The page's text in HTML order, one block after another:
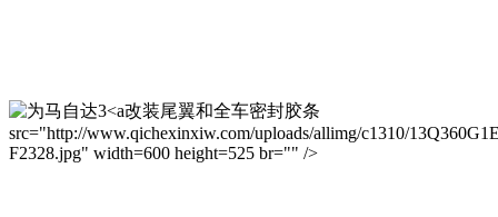
改装尾翼和全车密封胶条
src="http://www.qichexinxiw.com/uploads/allimg/c1310/
F2328.jpg" width=600 height=525 br="" />